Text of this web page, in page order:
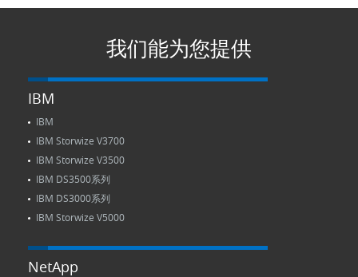
我们能为您提供
IBM
IBM
IBM Storwize V3700
IBM Storwize V3500
IBM DS3500系列
IBM DS3000系列
IBM Storwize V5000
NetApp